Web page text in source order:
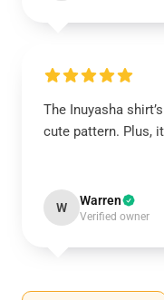
The Inuyasha
cute pattern. Plus,
W Warren
Verified owner